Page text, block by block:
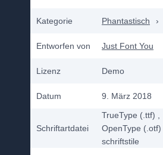
Kategorie Phantastisch ›
Entworfen von Just Font You
Lizenz Demo
Datum 9. März 2018
Schriftartdatei
TrueType (.ttf)
OpenType (.otf)
schriftstile